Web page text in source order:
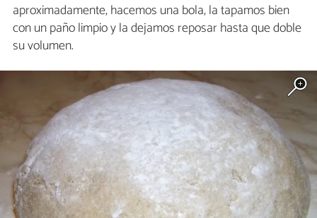
aproximadamente, hacemos una bola, la tapamos bien
con un paño limpio y la dejamos reposar hasta que doble
su volumen.